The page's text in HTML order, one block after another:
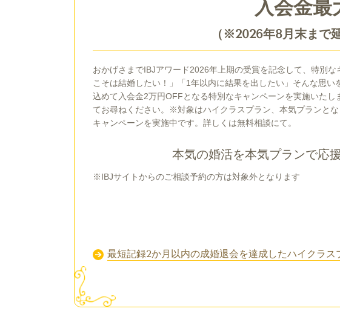
入会金最
（※2026年8月末まで
おかげさまでIBJアワード2026年上期の受賞を記念して、特別
こそは結婚したい！」「1年以内に結果を出したい」そんな思い
込めて入会金2万円OFFとなる特別なキャンペーンを実施いたし
てお尋ねください。※対象はハイクラスプラン、本気プランと
キャンペーンを実施中です。詳しくは無料相談にて。
本気の婚活を本気プランで応
※IBJサイトからのご相談予約の方は対象外となります
最短記録2か月以内の成婚退会を達成したハイクラス